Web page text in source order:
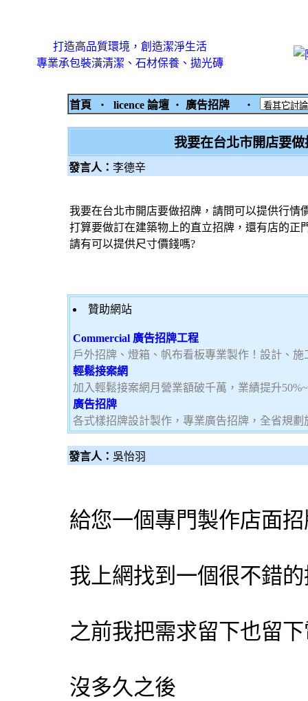
打造高品質環境，創造潔淨生活
專業承包裝潢清潔、石材保養、拋光磚
首頁 ‧ licence 論壇 ‧ 廣告招牌 ‧
我要在台北市開店要
發言人： 李德辛
我要在台北市開店要做招牌，請問可以提供行情
打算要做訂在建築物上的直立招牌，還有店的正
請有可以提供尺寸價錢嗎?
贊助網站
Commercial 廣告招牌工程
戶外招牌、燈箱、帆布看板專業製作！設計、
輕鬆接案網
加入輕鬆接案網月營業額破千萬，業績提升
廣告招牌
各式樣招牌設計製作，專業廣告招牌，全省規
發言人： 吳怡羽
給您一個專門製作店面
我上網找到一個很不錯的
之前我把需求留下也留
沒多久之後